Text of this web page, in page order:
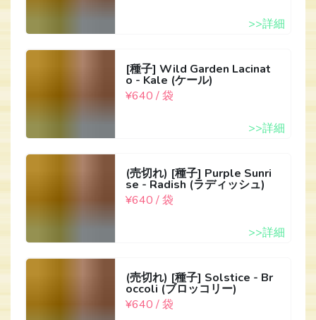
>>詳細
[種子] Wild Garden Lacinat
o - Kale (ケール)
¥640 / 袋
>>詳細
(売切れ) [種子] Purple Sunri
se - Radish (ラディッシュ)
¥640 / 袋
>>詳細
(売切れ) [種子] Solstice - Br
occoli (ブロッコリー)
¥640 / 袋